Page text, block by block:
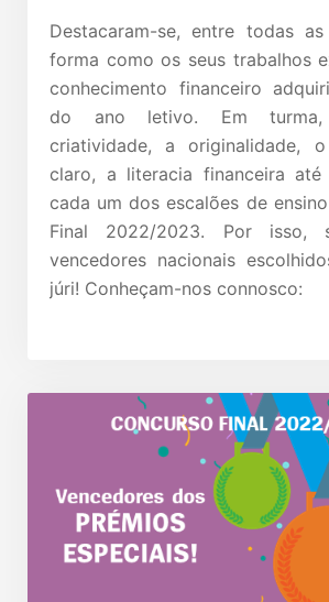
Destacaram-se, entre todas
forma como os seus trabalhos
conhecimento financeiro
do ano letivo. Em
criatividade, a originalidade,
claro, a literacia financeira
cada um dos escalões de
Final 2022/2023. Por isso,
vencedores nacionais
júri! Conheçam-nos connosco: